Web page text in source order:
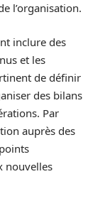
l’organisation.
inclure des
et les
de définir
des bilans
Par
auprès des
nouvelles